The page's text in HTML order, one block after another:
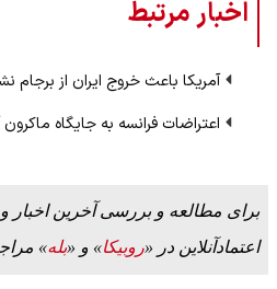
اخبار مرتبط
آمریکا باعث خروج ایران از برجام
اعتراضات فرانسه به جایگاه
برای مطالعه و بررسی آخرین اخبار و
اعتمادآنلاین در «روبیکا» و «بله»